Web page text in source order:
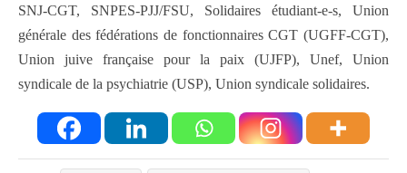
SNJ-CGT, SNPES-PJJ/FSU, Solidaires étudiant-e-s, Union
générale des fédérations de fonctionnaires CGT (UGFF-CGT),
Union juive française pour la paix (UJFP), Unef, Union
syndicale de la psychiatrie (USP), Union syndicale solidaires.